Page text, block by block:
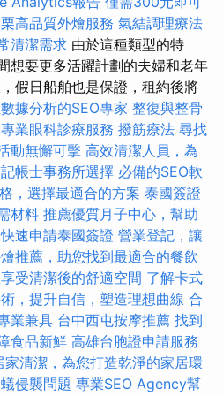
高品質外燴服務 氣結調理療法
清潔需求 由於這種類型的特
想要更多活躍計劃的夫婦和老年
假日船舶也是保證，租約後將
據分析的SEO專家 整復與整骨
業眼科診療服務 撥筋療法 尋找
動無懈可擊 高效清潔人員，為
帳士事務所選擇 必備的SEO軟
，選擇最適合的方案 泰國簽證
材料 推薦優質月子中心，幫助
快速申請泰國簽證 營業登記，讓
推薦，助您找到最適合的餐飲
受清潔後的舒適空間 了解卡式
，提升自信，塑造理想曲線 合
業兼具 台中西屯按摩推薦 找到
食品新鮮 高雄台胞證申請服務
家清潔，為您打造乾淨的家居環
侵襲問題 專業SEO Agency幫